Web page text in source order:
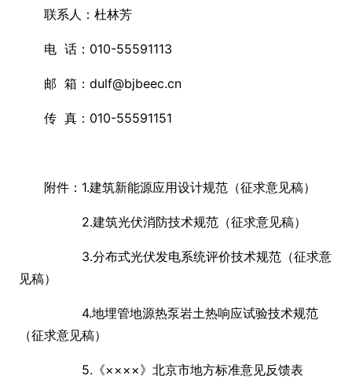
联系人：杜林芳
电 话：010-55591113
邮 箱：dulf@bjbeec.cn
传 真：010-55591151
附件：1.建筑新能源应用设计规范（征求意见稿）
2.建筑光伏消防技术规范（征求意见稿）
3.分布式光伏发电系统评价技术规范（征求意
见稿）
4.地埋管地源热泵岩土热响应试验技术规范
（征求意见稿）
5.《××××》北京市地方标准意见反馈表